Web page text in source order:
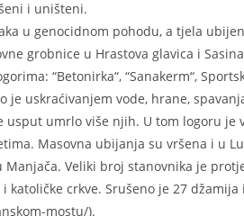
i uništeni.
u genocidnom pohodu, a tjela
grobnice u Hrastova glavica i
“Betonirka“, “Sanakerm“,
je uskraćivanjem vode, hrane,
umrlo više njih. U tom logoru je
Masovna ubijanja su vršena i u
Veliki broj stanovnika je
crkve. Srušeno je 27 džamija
mostu/).